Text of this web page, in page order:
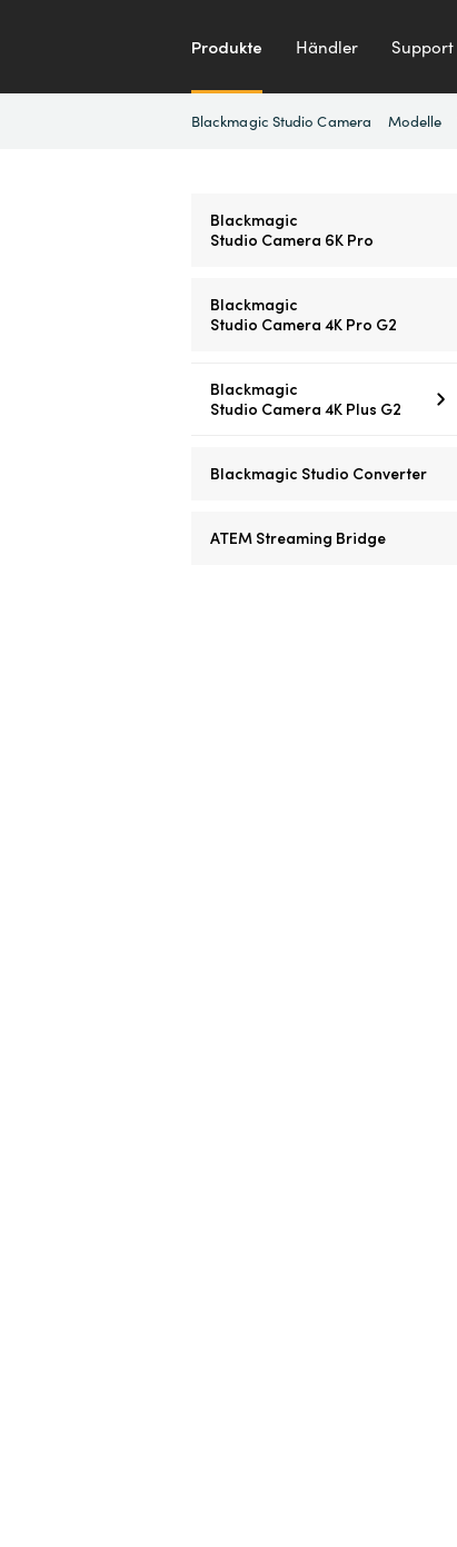
Produkte Händler Support
Blackmagic Studio Camera Modelle
Blackmagic
Studio Camera 6K Pro
Blackmagic
Studio Camera 4K Pro G2
Blackmagic
Studio Camera 4K Plus G2
Blackmagic Studio Converter
ATEM Streaming Bridge